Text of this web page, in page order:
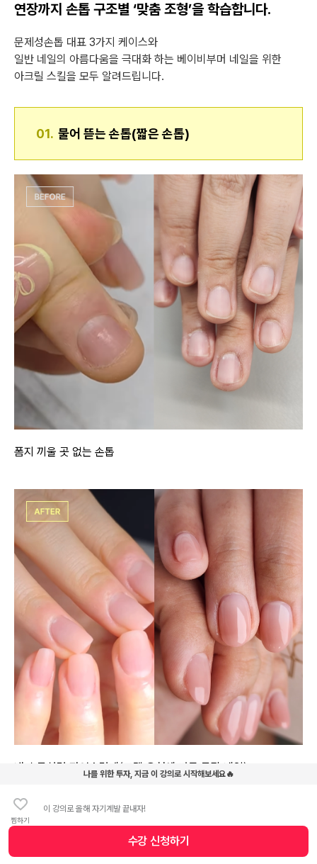
찜하기
나를 위한 투자, 지금 이 강의로 시작해보세요🔥
이 강의로 올해 자기계발 끝내자!
수강 신청하기
연장까지 손톱 구조별 ‘맞춤 조형’을 학습합니다.
문제성손톱 대표 3가지 케이스와
일반 네일의 아름다움을 극대화 하는 베이비부머 네일을 위한
아크릴 스킬을 모두 알려드립니다.
01. 물어 뜯는 손톱(짧은 손톱)
폼지 끼울 곳 없는 손톱
내 손톱처럼 자연스럽게(고객 요청에 따른 무광 네일)
학습 포인트
폼지가 끼워지지 않아 어려운 손톱에